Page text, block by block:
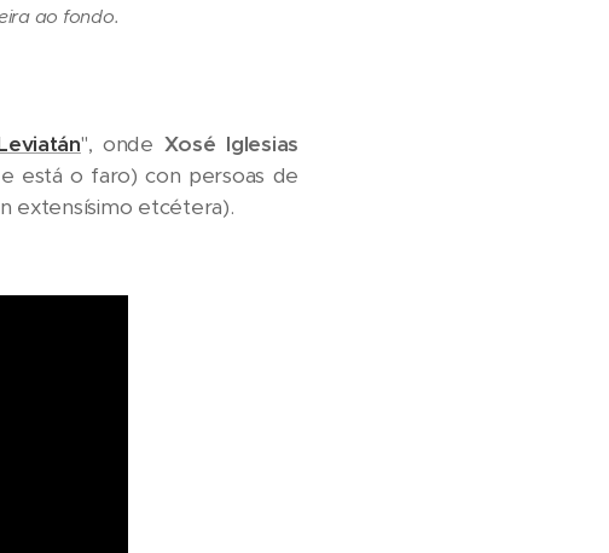
ao fondo.
", onde Xosé Iglesias
está o faro) con persoas de
extensísimo etcétera).